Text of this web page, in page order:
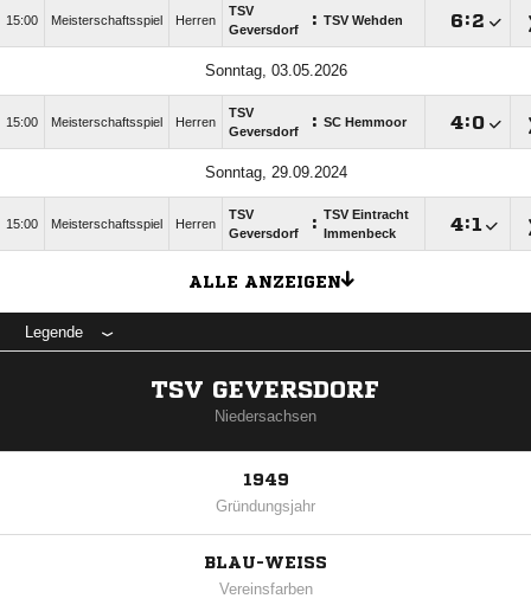
15:00 Meisterschaftsspiel Herren
TSV
Geversdorf
: TSV Wehden :
Sonntag, 03.05.2026
15:00 Meisterschaftsspiel Herren
TSV
Geversdorf
: SC Hemmoor :
Sonntag, 29.09.2024
15:00 Meisterschaftsspiel Herren
TSV
Geversdorf
: TSV Eintracht
Immenbeck
:
ALLE ANZEIGEN
Legende
TSV GEVERSDORF
Niedersachsen
1949
Gründungsjahr
BLAU-WEISS
Vereinsfarben